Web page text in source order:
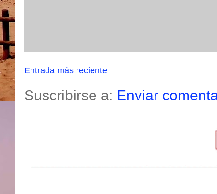
Entrada más reciente
Suscribirse a: Enviar